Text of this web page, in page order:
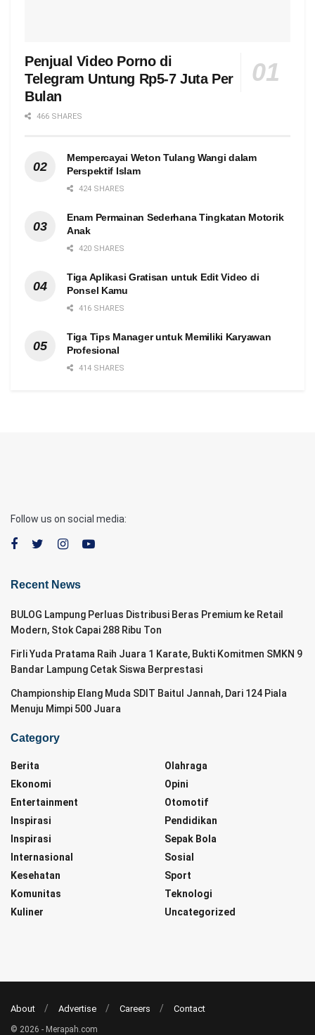
Penjual Video Porno di
Telegram Untung Rp5-7 Juta Per
Bulan
466 SHARES
Mempercayai Weton Tulang Wangi dalam
Perspektif Islam
424 SHARES
Enam Permainan Sederhana Tingkatan Motorik
Anak
420 SHARES
Tiga Aplikasi Gratisan untuk Edit Video di
Ponsel Kamu
416 SHARES
Tiga Tips Manager untuk Memiliki Karyawan
Profesional
414 SHARES
Follow us on social media:
Recent News
BULOG Lampung Perluas Distribusi Beras Premium ke Retail
Modern, Stok Capai 288 Ribu Ton
Firli Yuda Pratama Raih Juara 1 Karate, Bukti Komitmen SMKN 9
Bandar Lampung Cetak Siswa Berprestasi
Championship Elang Muda SDIT Baitul Jannah, Dari 124 Piala
Menuju Mimpi 500 Juara
Category
Berita
Ekonomi
Entertainment
Inspirasi
Inspirasi
Internasional
Kesehatan
Komunitas
Kuliner
Olahraga
Opini
Otomotif
Pendidikan
Sepak Bola
Sosial
Sport
Teknologi
Uncategorized
About Advertise Careers Contact
© 2026 - Merapah.com